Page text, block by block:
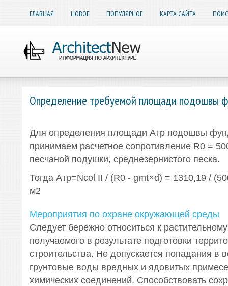
ГЛАВНАЯ НОВОЕ ПОПУЛЯРНОЕ КАРТА САЙТА
Определение требуемой площади подошвы
Для определения площади Атр подошвы
принимаем расчетное сопротивление R0 =
песчаной подушки, среднезернистого песка.
Тогда Атр=Ncol II / (R0 - gmt×d) = 1310,19 /
м2
Мероприятия по охране окружающей среды
Следует бережно относиться к
получаемого в результате подготовки
строительства. Не допускается попадания в
грунтовые воды вредных и ядовитых
химических соединений. Способствовать